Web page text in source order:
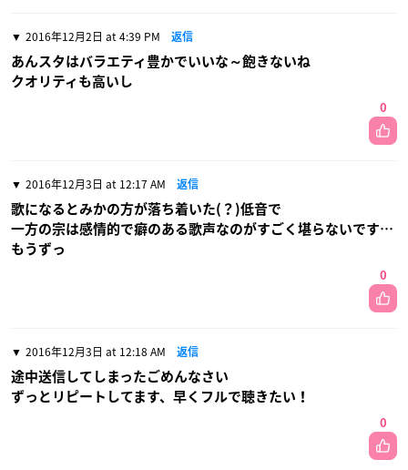
2016年12月2日 at 4:39 PM 返信
あんスタはバラエティ豊かでいいな～飽きないね
クオリティも高いし
0
2016年12月3日 at 12:17 AM 返信
歌になるとみかの方が落ち着いた(？)低音で
一方の宗は感情的で癖のある歌声なのがすごく堪らないです…
もうずっ
0
2016年12月3日 at 12:18 AM 返信
途中送信してしまったごめんなさい
ずっとリピートしてます、早くフルで聴きたい！
0